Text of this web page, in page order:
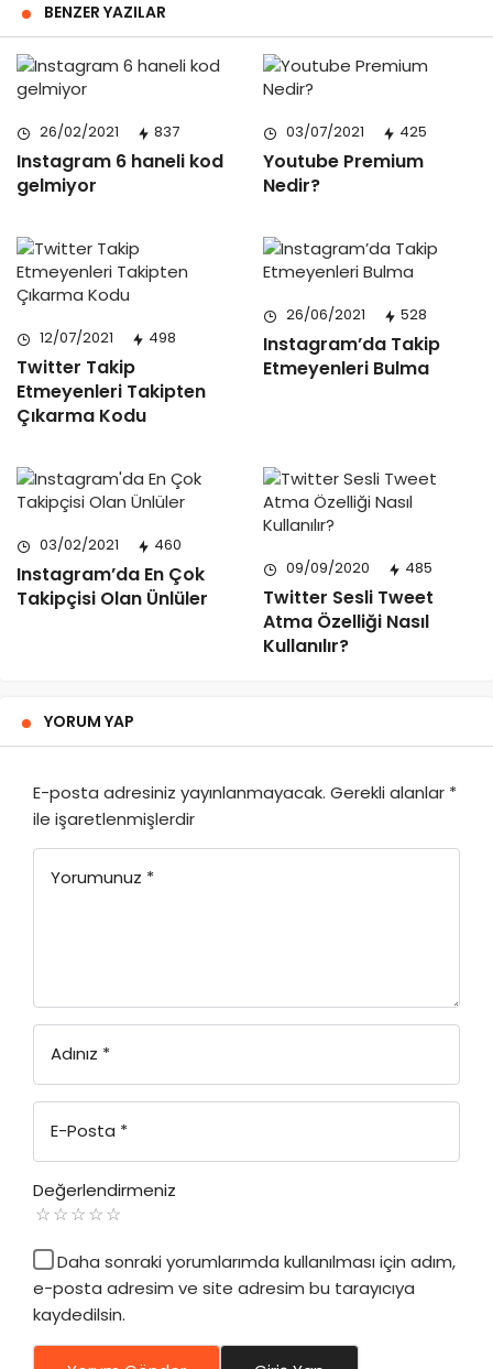
BENZER YAZILAR
26/02/2021 837
Instagram 6 haneli kod
gelmiyor
03/07/2021 425
Youtube Premium
Nedir?
12/07/2021 498
Twitter Takip
Etmeyenleri Takipten
Çıkarma Kodu
26/06/2021 528
Instagram’da Takip
Etmeyenleri Bulma
03/02/2021 460
Instagram’da En Çok
Takipçisi Olan Ünlüler
09/09/2020 485
Twitter Sesli Tweet
Atma Özelliği Nasıl
Kullanılır?
YORUM YAP
E-posta adresiniz yayınlanmayacak. Gerekli alanlar *
ile işaretlenmişlerdir
Yorumunuz *
Adınız *
E-Posta *
Değerlendirmeniz
Daha sonraki yorumlarımda kullanılması için adım,
e-posta adresim ve site adresim bu tarayıcıya
kaydedilsin.